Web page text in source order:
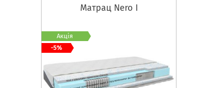
Матрац Nero I
Акція
-5%